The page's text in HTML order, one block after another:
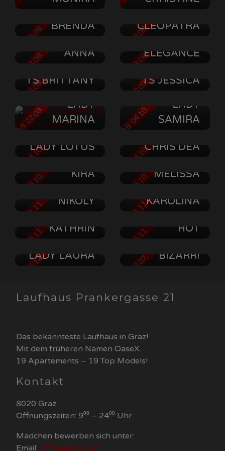
AB 06.09.
BRENDA
AB 13.09.
CLEOPATRA
AB 13.09. ANNA AB 13.09.
DOMINA
ELEGANCE
AB 16.09.
TS BRITTANY AB 20.09.TS JESSICA
AB 22.09.
LADY
MARINA
AB 04.10.
LADY
SAMIRA
AB 04.10.
BIZARRE-
LADY LOTUS
AB 24.10.CHRIS DEA
AB 25.10.
KIRA
AB 25.10. MELISSA
AB 01.11. NIKOLY AB 01.11.KAROLINA
AB 15.11. KATHRIN
AB 15.11.
TS
MARCELLA
HOT
AB 06.12.
LADY LAURA AB 18.07.
BIZARR!
Laufhaus Prankergasse 21
Das bekannteste Laufhaus in Graz!
Mit dem früheren Namen OaseX.
19 Apartements – 19 Top Models!
Kontakt
8020 Graz
Öffnungszeiten: 9⁰⁰ – 24⁰⁰ Uhr
Mädchen bewerben sich unter:
Email: office@pg21.at